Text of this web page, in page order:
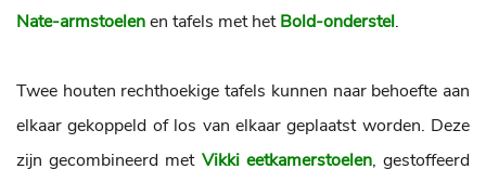
Nate-armstoelenen tafels met hetBold-onderstel.
Twee houten rechthoekige tafels kunnen naar behoefte aan
elkaar gekoppeld of los van elkaar geplaatst worden. Deze
zijn gecombineerd met Vikki eetkamerstoelen, gestoffeerd